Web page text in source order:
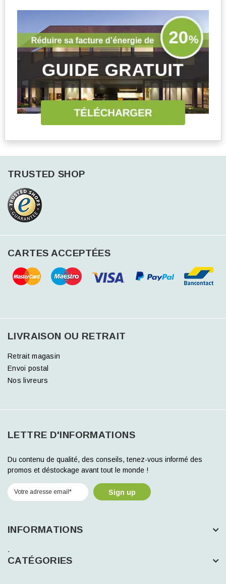
TRUSTED SHOP
CARTES ACCEPTÉES
LIVRAISON OU RETRAIT
Retrait magasin
Envoi postal
Nos livreurs
LETTRE D'INFORMATIONS
Du contenu de qualité, des conseils, tenez-vous informé des
promos et déstockage avant tout le monde !
Sign up
INFORMATIONS
.
CATÉGORIES